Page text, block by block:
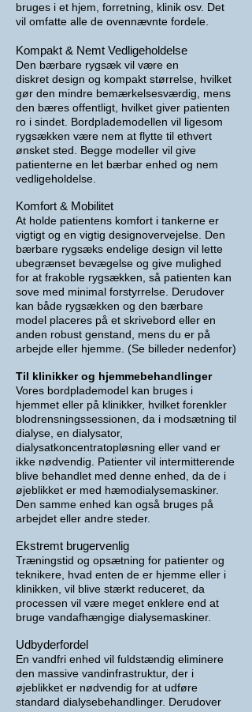
bruges i et hjem, forretning, klinik osv. Det
vil omfatte alle de ovennævnte fordele.
Kompakt & Nemt Vedligeholdelse
Den bærbare rygsæk vil være en
diskret design og kompakt størrelse, hvilket
gør den mindre bemærkelsesværdig, mens
den bæres offentligt, hvilket giver patienten
ro i sindet. Bordplademodellen vil ligesom
rygsækken være nem at flytte til ethvert
ønsket sted. Begge modeller vil give
patienterne en let bærbar enhed og nem
vedligeholdelse.
Komfort & Mobilitet
At holde patientens komfort i tankerne er
vigtigt og en vigtig designovervejelse. Den
bærbare rygsæks endelige design vil lette
ubegrænset bevægelse og give mulighed
for at frakoble rygsækken, så patienten kan
sove med minimal forstyrrelse. Derudover
kan både rygsækken og den bærbare
model placeres på et skrivebord eller en
anden robust genstand, mens du er på
arbejde eller hjemme. (Se billeder nedenfor)
Til klinikker og hjemmebehandlinger
Vores bordplademodel kan bruges i
hjemmet eller på klinikker, hvilket forenkler
blodrensningssessionen, da i modsætning til
dialyse, en dialysator,
dialysatkoncentratopløsning eller vand er
ikke nødvendig. Patienter vil intermitterende
blive behandlet med denne enhed, da de i
øjeblikket er med hæmodialysemaskiner.
Den samme enhed kan også bruges på
arbejdet eller andre steder.
Ekstremt brugervenlig
Træningstid og opsætning for patienter og
teknikere, hvad enten de er hjemme eller i
klinikken, vil blive stærkt reduceret, da
processen vil være meget enklere end at
bruge vandafhængige dialysemaskiner.
Udbyderfordel
En vandfri enhed vil fuldstændig eliminere
den massive vandinfrastruktur, der i
øjeblikket er nødvendig for at udføre
standard dialysebehandlinger. Derudover